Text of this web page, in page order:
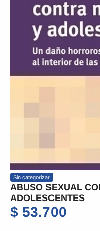
Sin categorizar
ABUSO SEXUAL
ADOLESCENTES
$ 53.700